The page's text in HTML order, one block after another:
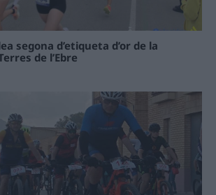
segona d’etiqueta d’or de la
de l’Ebre